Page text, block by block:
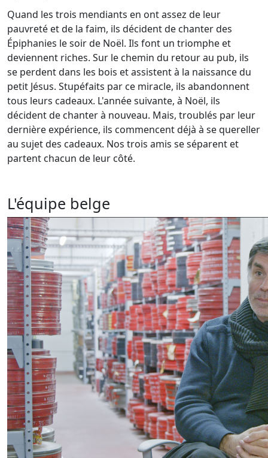
Quand les trois mendiants en ont assez de leur
pauvreté et de la faim, ils décident de chanter des
Épiphanies le soir de Noël. Ils font un triomphe et
deviennent riches. Sur le chemin du retour au pub, ils
se perdent dans les bois et assistent à la naissance du
petit Jésus. Stupéfaits par ce miracle, ils abandonnent
tous leurs cadeaux. L'année suivante, à Noël, ils
décident de chanter à nouveau. Mais, troublés par leur
dernière expérience, ils commencent déjà à se quereller
au sujet des cadeaux. Nos trois amis se séparent et
partent chacun de leur côté.
L'équipe belge